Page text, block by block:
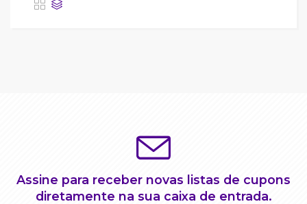
Assine para receber novas listas de cupons
diretamente na sua caixa de entrada.